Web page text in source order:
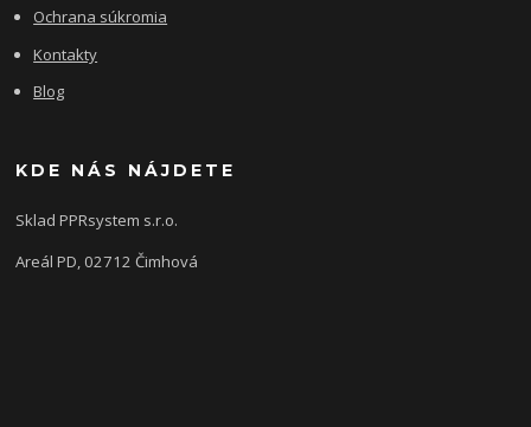
Ochrana súkromia
Kontakty
Blog
KDE NÁS NÁJDETE
Sklad PPRsystem s.r.o.
Areál PD, 02712 Čimhová